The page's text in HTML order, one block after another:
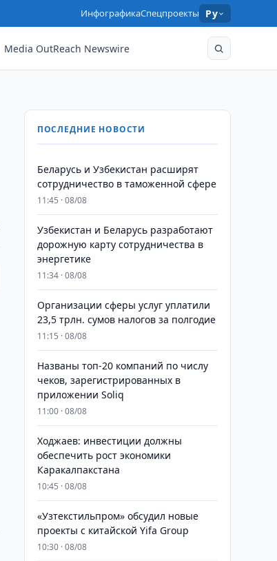
ИнфографикаСпецпроекты Ру
Media OutReach Newswire
ПОСЛЕДНИЕ НОВОСТИ
Беларусь и Узбекистан расширят
сотрудничество в таможенной сфере
11:45 · 08/08
Узбекистан и Беларусь разработают
дорожную карту сотрудничества в
энергетике
11:34 · 08/08
Организации сферы услуг уплатили
23,5 трлн. сумов налогов за полгодие
11:15 · 08/08
Названы топ-20 компаний по числу
чеков, зарегистрированных в
приложении Soliq
11:00 · 08/08
Ходжаев: инвестиции должны
обеспечить рост экономики
Каракалпакстана
10:45 · 08/08
«Узтекстильпром» обсудил новые
проекты с китайской Yifa Group
10:30 · 08/08